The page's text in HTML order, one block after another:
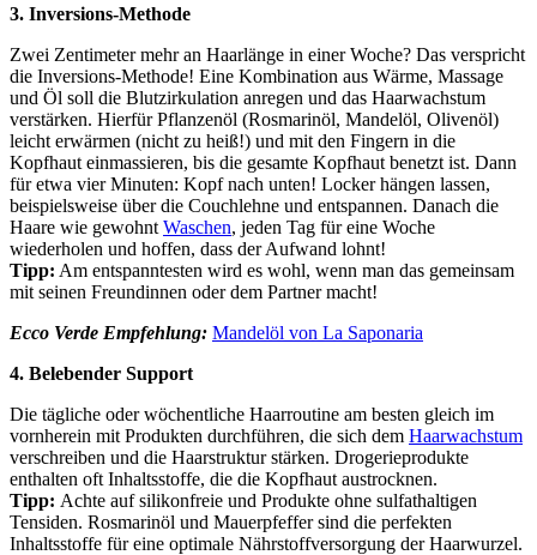
3. Inversions-Methode
Zwei Zentimeter mehr an Haarlänge in einer Woche? Das verspricht
die Inversions-Methode! Eine Kombination aus Wärme, Massage
und Öl soll die Blutzirkulation anregen und das Haarwachstum
verstärken. Hierfür Pflanzenöl (Rosmarinöl, Mandelöl, Olivenöl)
leicht erwärmen (nicht zu heiß!) und mit den Fingern in die
Kopfhaut einmassieren, bis die gesamte Kopfhaut benetzt ist. Dann
für etwa vier Minuten: Kopf nach unten! Locker hängen lassen,
beispielsweise über die Couchlehne und entspannen. Danach die
Haare wie gewohnt Waschen, jeden Tag für eine Woche
wiederholen und hoffen, dass der Aufwand lohnt!
Tipp: Am entspanntesten wird es wohl, wenn man das gemeinsam
mit seinen Freundinnen oder dem Partner macht!
Ecco Verde Empfehlung: Mandelöl von La Saponaria
4. Belebender Support
Die tägliche oder wöchentliche Haarroutine am besten gleich im
vornherein mit Produkten durchführen, die sich dem Haarwachstum
verschreiben und die Haarstruktur stärken. Drogerieprodukte
enthalten oft Inhaltsstoffe, die die Kopfhaut austrocknen.
Tipp: Achte auf silikonfreie und Produkte ohne sulfathaltigen
Tensiden. Rosmarinöl und Mauerpfeffer sind die perfekten
Inhaltsstoffe für eine optimale Nährstoffversorgung der Haarwurzel.